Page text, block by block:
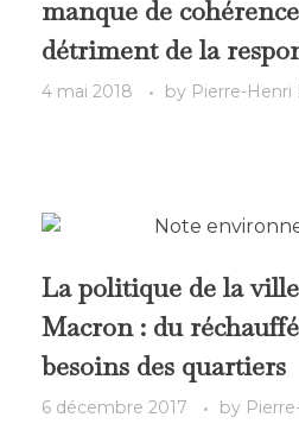
manque de
détriment de la
4 mai 2018 by Pierre-Henri
La politique de la
Macron : du
besoins des quartiers
6 décembre 2017 by